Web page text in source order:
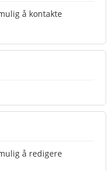
å kontakte
å redigere